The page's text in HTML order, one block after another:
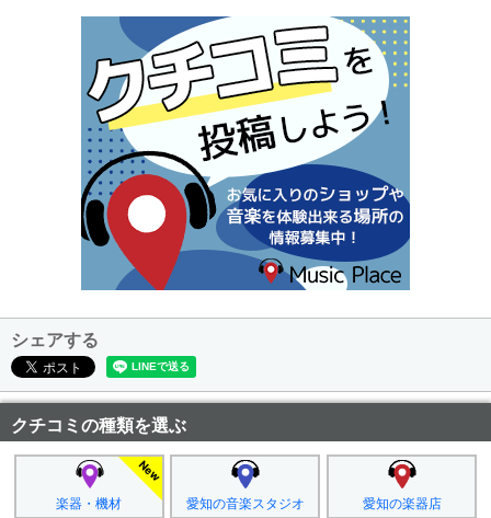
シェアする
クチコミの種類を選ぶ
楽器・機材 愛知の音楽スタジオ 愛知の楽器店